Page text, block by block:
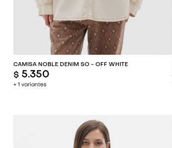
AGREGAR AL CARRITO
CAMISA NOBLE DENIM SO - OFF WHITE
+ 1 variantes
$ 5.350